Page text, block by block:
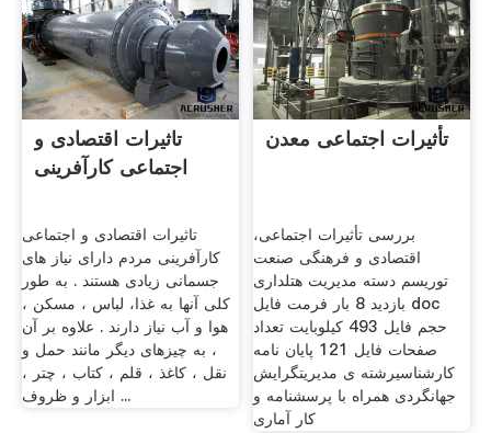
تاثیرات اقتصادی و
اجتماعی کارآفرینی
تاثیرات اقتصادی و اجتماعی
کارآفرینی مردم دارای نیاز های
جسمانی زیادی هستند . به طور
کلی آنها به غذا، لباس ، مسکن ،
هوا و آب نیاز دارند . علاوه بر آن
، به چیزهای دیگر مانند حمل و
نقل ، کاغذ ، قلم ، کتاب ، چتر ،
ابزار و ظروف ...
تأثیرات اجتماعی معدن
بررسی تأثیرات اجتماعی،
اقتصادی و فرهنگی صنعت
توریسم دسته مدیریت هتلداری
بازدید 8 بار فرمت فایل doc
حجم فایل 493 کیلوبایت تعداد
صفحات فایل 121 پایان نامه
کارشناسیرشته ی مدیریتگرایش
جهانگردی همراه با پرسشنامه و
کار آماری